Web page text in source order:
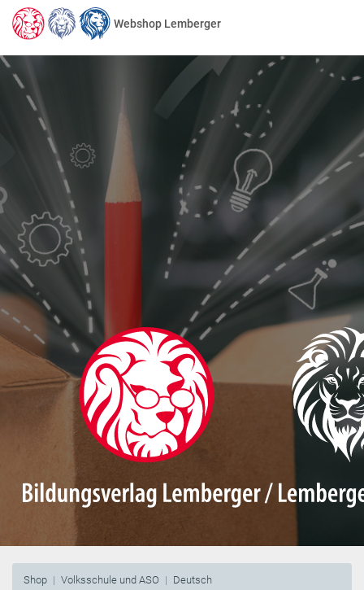
Webshop Lemberger
Shop Volksschule und ASO
Deutsch